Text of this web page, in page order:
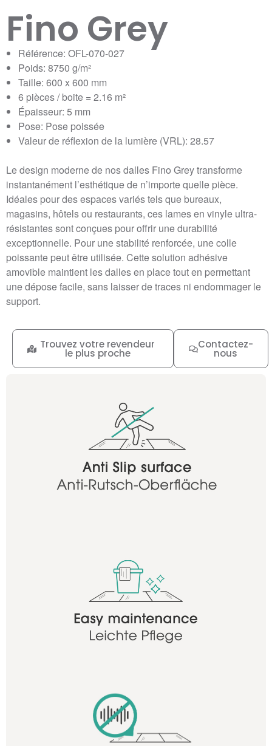
Fino Grey
Référence: OFL-070-027
Poids: 8750 g/m²
Taille: 600 x 600 mm
6 pièces / boite = 2.16 m²
Épaisseur: 5 mm
Pose: Pose poissée
Valeur de réflexion de la lumière (VRL): 28.57
Le design moderne de nos dalles Fino Grey transforme
instantanément l’esthétique de n’importe quelle pièce.
Idéales pour des espaces variés tels que bureaux,
magasins, hôtels ou restaurants, ces lames en vinyle ultra-
résistantes sont conçues pour offrir une durabilité
exceptionnelle. Pour une stabilité renforcée, une colle
poissante peut être utilisée. Cette solution adhésive
amovible maintient les dalles en place tout en permettant
une dépose facile, sans laisser de traces ni endommager le
support.
Contactez-
nous
Trouvez votre revendeur
le plus proche